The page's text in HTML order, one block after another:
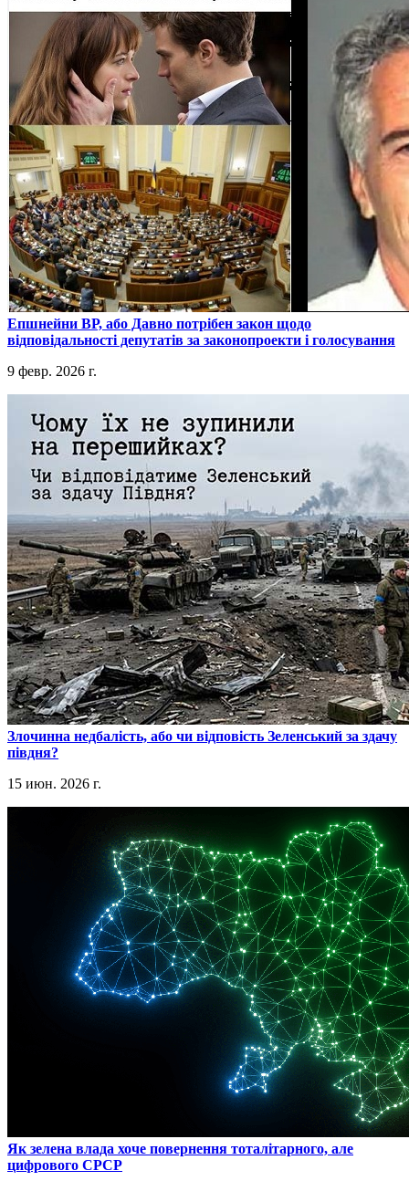
​Епшнейни ВР, або Давно потрібен закон щодо
відповідальності депутатів за законопроекти і голосування
9 февр. 2026 г.
​Злочинна недбалість, або чи відповість Зеленський за здачу
півдня?
15 июн. 2026 г.
​Як зелена влада хоче повернення тоталітарного, але
цифрового СРСР